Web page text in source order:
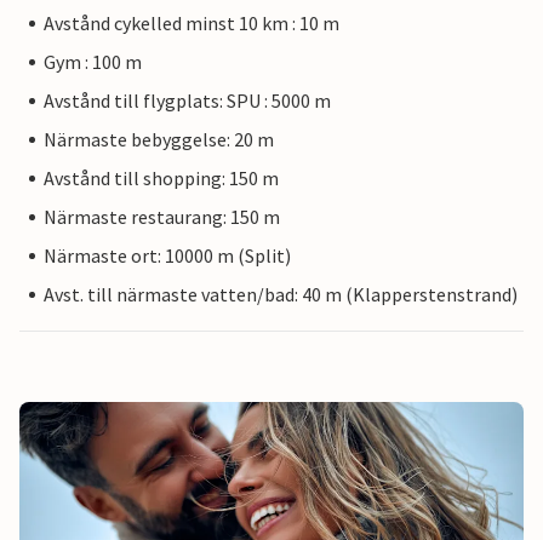
Avstånd cykelled minst 10 km : 10 m
Gym : 100 m
Avstånd till flygplats: SPU : 5000 m
Närmaste bebyggelse: 20 m
Avstånd till shopping: 150 m
Närmaste restaurang: 150 m
Närmaste ort: 10000 m (Split)
Avst. till närmaste vatten/bad: 40 m (Klapperstenstrand)